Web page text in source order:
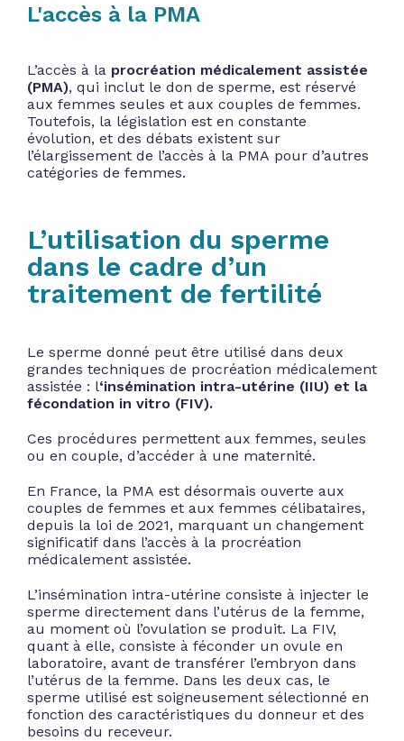
L'accès à la PMA
L’accès à la procréation médicalement assistée
(PMA), qui inclut le don de sperme, est réservé
aux femmes seules et aux couples de femmes.
Toutefois, la législation est en constante
évolution, et des débats existent sur
l’élargissement de l’accès à la PMA pour d’autres
catégories de femmes.
L’utilisation du sperme
dans le cadre d’un
traitement de fertilité
Le sperme donné peut être utilisé dans deux
grandes techniques de procréation médicalement
assistée : l‘insémination intra-utérine (IIU) et la
fécondation in vitro (FIV).
Ces procédures permettent aux femmes, seules
ou en couple, d’accéder à une maternité.
En France, la PMA est désormais ouverte aux
couples de femmes et aux femmes célibataires,
depuis la loi de 2021, marquant un changement
significatif dans l’accès à la procréation
médicalement assistée.
L’insémination intra-utérine consiste à injecter le
sperme directement dans l’utérus de la femme,
au moment où l’ovulation se produit. La FIV,
quant à elle, consiste à féconder un ovule en
laboratoire, avant de transférer l’embryon dans
l’utérus de la femme. Dans les deux cas, le
sperme utilisé est soigneusement sélectionné en
fonction des caractéristiques du donneur et des
besoins du receveur.